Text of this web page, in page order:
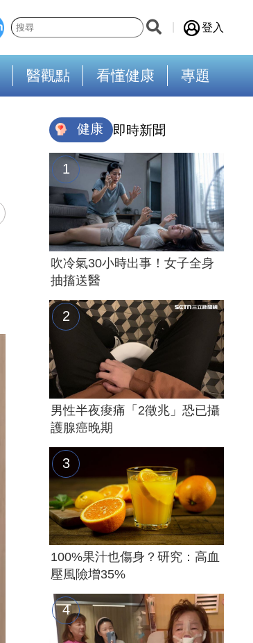
登入
醫觀點 看懂健康 專題
健康 即時新聞
吹冷氣30小時出事！女子全身
抽搐送醫
男性半夜痠痛「2徵兆」恐已攝
護腺癌晚期
100%果汁也傷身？研究：高血
壓風險增35%